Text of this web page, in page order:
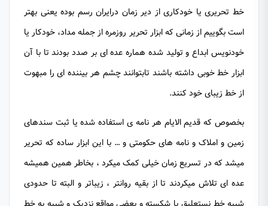
خط تحریری یا خودکاری از دیر زمان درایران رسم بوده یعنی بهتر
است بگوییم از زمانی که ابزار تحریر روزمره از جمله مداد، خودکار یا
خودنویس ابداع و تولید شده هماره عده ای بر صدد بودند تا با آن
ابزار خط خوبی داشته باشند تابتوانند چشم هر بیننده ای را مبهوت
از خط زیبای خود کنند.
بخصوص که قدیم الایام هر نامه ی استفاده شده یا ثبت سندهای
زمین و املاک و نامه های حکومتی و … با این ابزار ساده که تحریر
میشد که در تسریع زمان خیلی کمک میکرد ، بخاطر همین همیشه
عده ای تلاش میکردند تا از بقیه روانتر ، زیباتر و البته تا حدودی